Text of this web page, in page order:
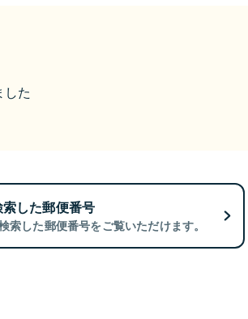
た
した郵便番号
索した郵便番号をご覧いただけます。